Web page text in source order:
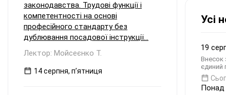
Усі
19
Внесок
єдиний
Понад
законодавства. Трудові функції і
компетентності на основі
професійного стандарту без
дублювання посадової інструкції...
Лектор: Мойсеєнко Т.
14 серпня, пʼятниця